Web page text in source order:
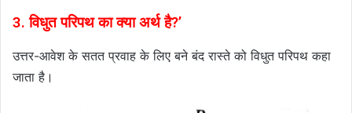
3. विधुत परिपथ का क्या अर्थ है?’
उत्तर-आवेश के सतत प्रवाह के लिए बने बंद रास्ते को विधुत परिपथ कहा
जाता है।